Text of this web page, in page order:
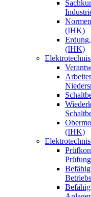
(IHK)
(IHK)
(IHK)